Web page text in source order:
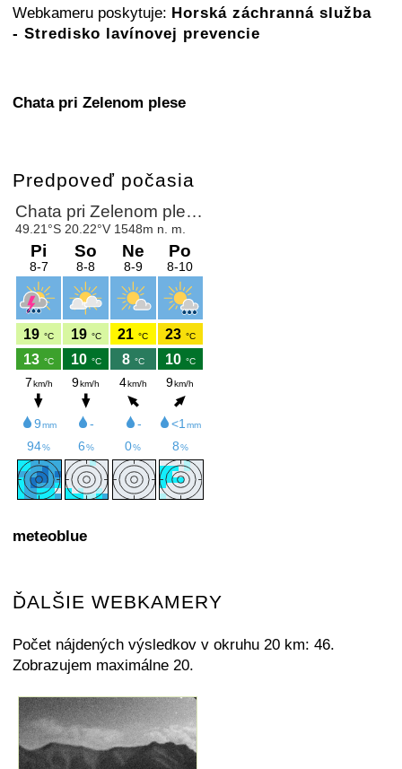
Webkameru poskytuje: Horská záchranná služba
- Stredisko lavínovej prevencie
Chata pri Zelenom plese
Predpoveď počasia
meteoblue
ĎALŠIE WEBKAMERY
Počet nájdených výsledkov v okruhu 20 km: 46.
Zobrazujem maximálne 20.